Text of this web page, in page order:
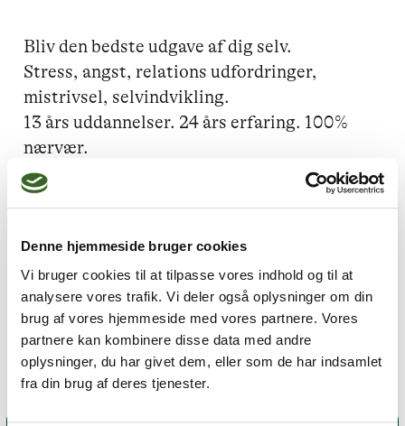
Denne hjemmeside bruger cookies
Vi bruger cookies til at tilpasse vores indhold og til at
analysere vores trafik. Vi deler også oplysninger om din
brug af vores hjemmeside med vores partnere. Vores
partnere kan kombinere disse data med andre
oplysninger, du har givet dem, eller som de har indsamlet
fra din brug af deres tjenester.
Bliv den bedste udgave af dig selv.
Stress, angst, relations udfordringer,
mistrivsel, selvindvikling.
13 års uddannelser. 24 års erfaring. 100%
nærvær.
ID-Psykoterapi.
Børn og ungesamtaler inkl Cool Kids angst
Marte Meo.
Mindfulness for børn.
Circling.
Uddannelse,Kurser, supervision og foredrag.